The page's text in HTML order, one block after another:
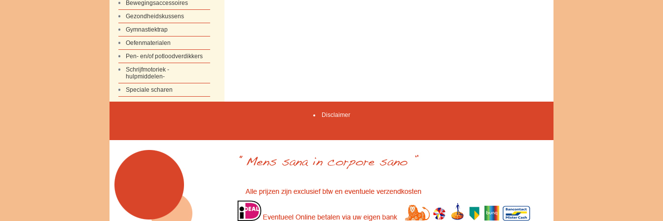
Bewegingsaccessoires
Gezondheidskussens
Gymnastiektrap
Oefenmaterialen
Pen- en/of potloodverdikkers
Schrijfmotoriek -
hulpmiddelen-
Speciale scharen
Disclaimer